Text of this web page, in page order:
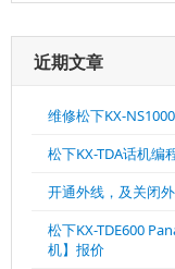
近期文章
维修松下KX-
松下KX-TDA话机编
开通外线，及关闭
松下KX-TDE600
机】报价